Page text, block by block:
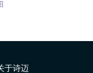
于诗迈